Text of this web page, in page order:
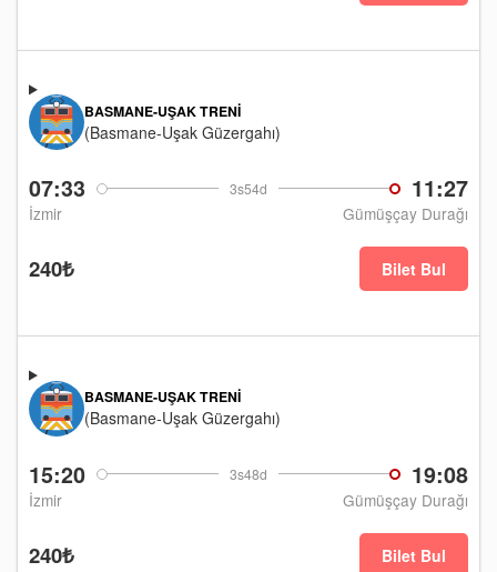
07:33 3s54d 11:27
İzmir Gümüşçay Durağı
BASMANE-UŞAK TRENI
(Basmane-Uşak Güzergahı)
240₺ Bilet Bul
15:20 3s48d 19:08
İzmir Gümüşçay Durağı
BASMANE-UŞAK TRENI
(Basmane-Uşak Güzergahı)
240₺ Bilet Bul